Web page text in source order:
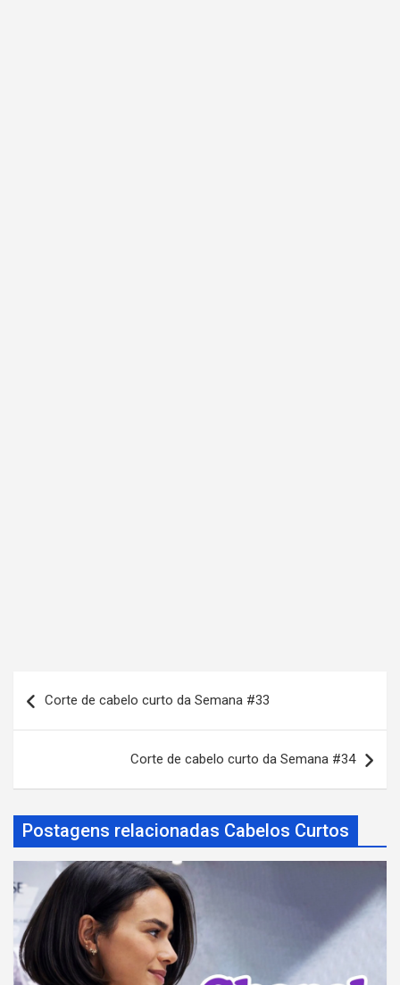
a
ç
ã
o
d
e
Corte de cabelo curto da Semana #33
Corte de cabelo curto da Semana #34
Postagens relacionadas Cabelos Curtos